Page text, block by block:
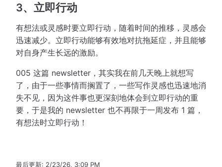
3、立即行动
有想法或灵感时要立即行动，随着时间的推移，灵感会
迅速减少。立即行动能够有效地对抗拖延症，并且能够
对自身产生长远的激励。
005 这篇 newsletter，其实我在前几天晚上就想写
了，由于一些事情而搁置了，一些写作灵感也迅速地消
失不见，因为这件事也更深刻地体会到立即行动的重
要，于是我的 newsletter 也不再限于一周发布 1 篇，
有想法时立即行动！
最后更新: 2/23/26, 3:09 PM